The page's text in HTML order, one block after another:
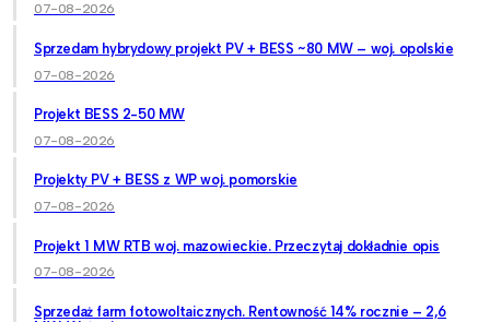
07-08-2026
Sprzedam hybrydowy projekt PV + BESS ~80 MW – woj. opolskie
07-08-2026
Projekt BESS 2-50 MW
07-08-2026
Projekty PV + BESS z WP woj. pomorskie
07-08-2026
Projekt 1 MW RTB woj. mazowieckie. Przeczytaj dokładnie opis
07-08-2026
Sprzedaż farm fotowoltaicznych. Rentowność 14% rocznie – 2,6